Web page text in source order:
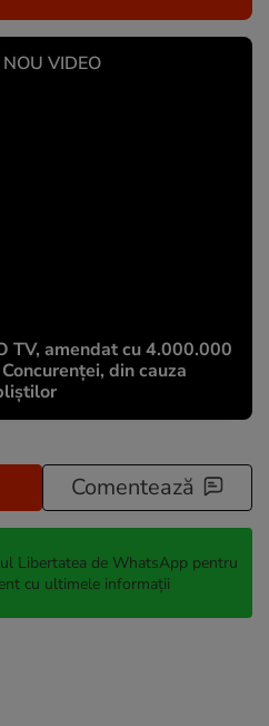
VIDEO
TV, amendat cu 4.000.000
din cauza
Comentează
Libertatea de WhatsApp pentru
cu ultimele informații